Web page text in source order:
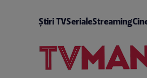
Știri TVSerialeStreaming